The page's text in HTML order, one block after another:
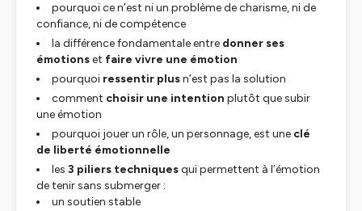
pourquoi ce n’est ni un problème de charisme, ni de
confiance, ni de compétence
la différence fondamentale entre donner ses
émotionset faire vivre une émotion
pourquoi ressentir plusn’est pas la solution
comment choisir une intention plutôt que subir
une émotion
pourquoi jouer un rôle, un personnage, est une clé
de liberté émotionnelle
les 3 piliers techniquesqui permettent à l’émotion
de tenir sans submerger :
un soutien stable